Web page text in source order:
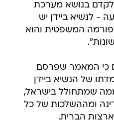
בנושא מערכת
- לנשיא ביידן יש
המשפטית והוא
כי המאמר שפרסם
של הנשיא ביידן
שמתחולל בישראל,
ומההשלכות של כל
הברית.